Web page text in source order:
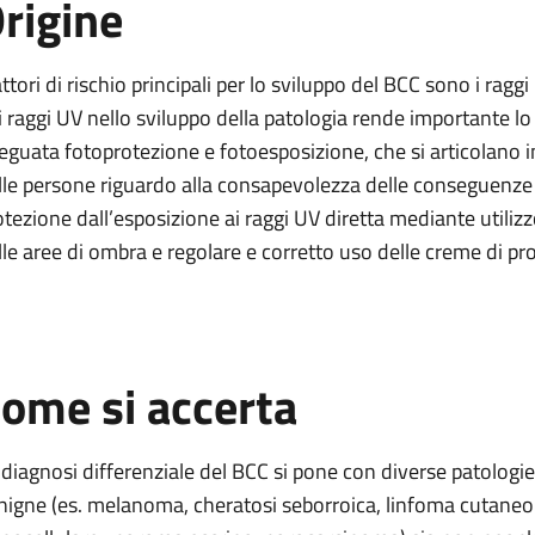
di rischio principali per lo sviluppo del BCC sono i
raggi UV nello sviluppo della patologia rende importante
fotoprotezione e fotoesposizione, che si articolano
persone riguardo alla consapevolezza delle
dall’esposizione ai raggi UV diretta mediante
aree di ombra e regolare e corretto uso delle creme di
si accerta
differenziale del BCC si pone con diverse
(es. melanoma, cheratosi seborroica, linfoma